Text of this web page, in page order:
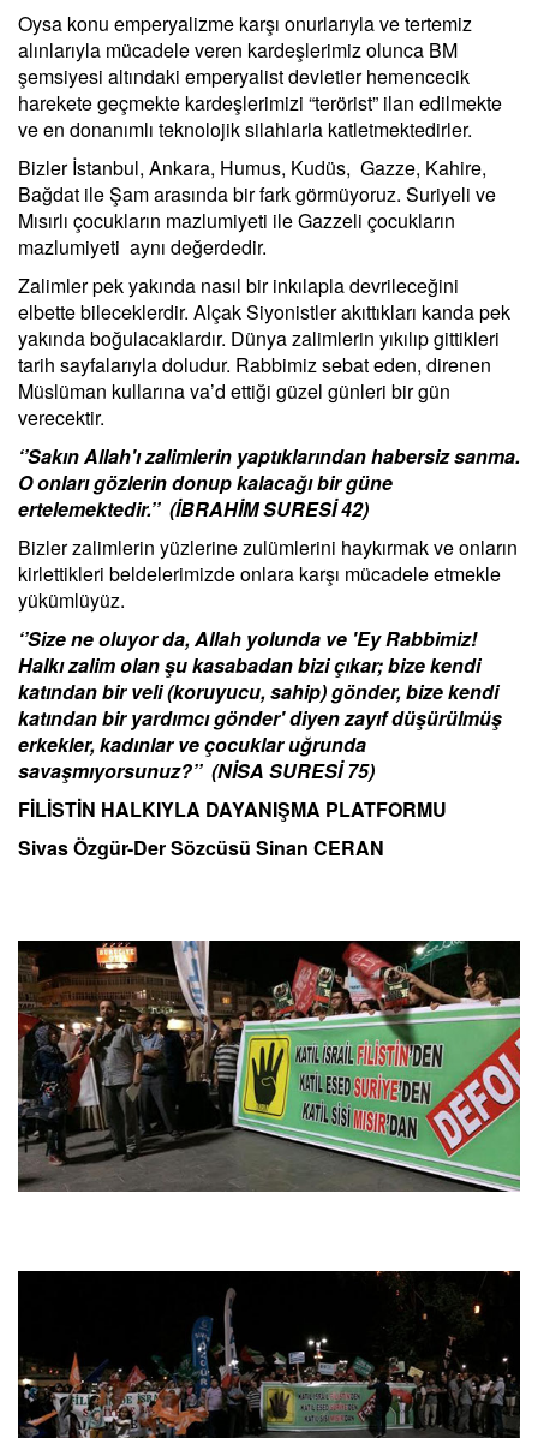
Oysa konu emperyalizme karşı onurlarıyla ve tertemiz
alınlarıyla mücadele veren kardeşlerimiz olunca BM
şemsiyesi altındaki emperyalist devletler hemencecik
harekete geçmekte kardeşlerimizi “terörist” ilan edilmekte
ve en donanımlı teknolojik silahlarla katletmektedirler.
Bizler İstanbul, Ankara, Humus, Kudüs, Gazze, Kahire,
Bağdat ile Şam arasında bir fark görmüyoruz. Suriyeli ve
Mısırlı çocukların mazlumiyeti ile Gazzeli çocukların
mazlumiyeti aynı değerdedir.
Zalimler pek yakında nasıl bir inkılapla devrileceğini
elbette bileceklerdir. Alçak Siyonistler akıttıkları kanda pek
yakında boğulacaklardır. Dünya zalimlerin yıkılıp gittikleri
tarih sayfalarıyla doludur. Rabbimiz sebat eden, direnen
Müslüman kullarına va’d ettiği güzel günleri bir gün
verecektir.
‘’Sakın Allah'ı zalimlerin yaptıklarından habersiz sanma.
O onları gözlerin donup kalacağı bir güne
ertelemektedir.’’ (İBRAHİM SURESİ 42)
Bizler zalimlerin yüzlerine zulümlerini haykırmak ve onların
kirlettikleri beldelerimizde onlara karşı mücadele etmekle
yükümlüyüz.
‘’Size ne oluyor da, Allah yolunda ve 'Ey Rabbimiz!
Halkı zalim olan şu kasabadan bizi çıkar; bize kendi
katından bir veli (koruyucu, sahip) gönder, bize kendi
katından bir yardımcı gönder' diyen zayıf düşürülmüş
erkekler, kadınlar ve çocuklar uğrunda
savaşmıyorsunuz?’’ (NİSA SURESİ 75)
FİLİSTİN HALKIYLA DAYANIŞMA PLATFORMU
Sivas Özgür-Der Sözcüsü Sinan CERAN